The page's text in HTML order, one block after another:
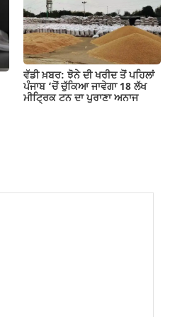
ਵੱਡੀ ਖ਼ਬਰ: ਝੋਨੇ ਦੀ ਖਰੀਦ ਤੋਂ ਪਹਿਲਾਂ
ਪੰਜਾਬ ‘ਚੋਂ ਚੁੱਕਿਆ ਜਾਵੇਗਾ 18 ਲੱਖ
ਮੀਟ੍ਰਿਕ ਟਨ ਦਾ ਪੁਰਾਣਾ ਅਨਾਜ